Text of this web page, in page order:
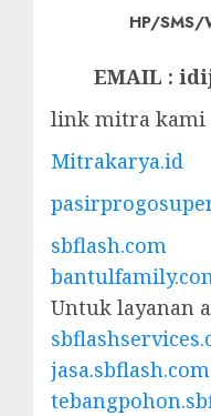
HP/SMS/
EMAIL :
link mitra kami
Mitrakarya.id
sbflash.com
Untuk layanan
jasa.sbflash.com